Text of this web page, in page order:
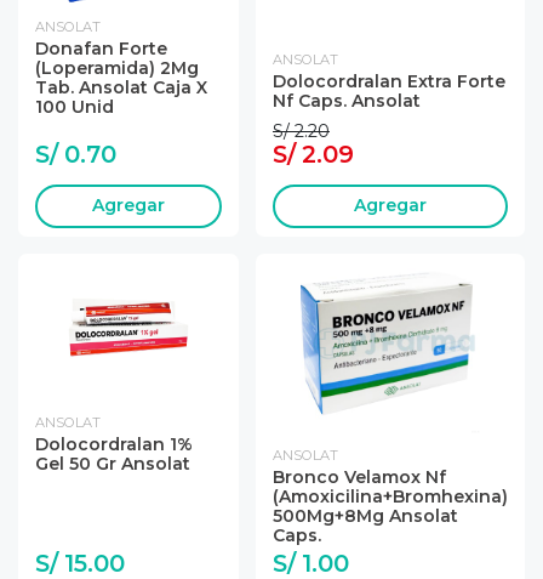
ANSOLAT
Donafan Forte
(Loperamida) 2Mg
Tab. Ansolat Caja X
100 Unid
S/ 0.70
Agregar
ANSOLAT
Dolocordralan Extra Forte
Nf Caps. Ansolat
S/ 2.20
S/ 2.09
Agregar
ANSOLAT
Dolocordralan 1%
Gel 50 Gr Ansolat
S/ 15.00
ANSOLAT
Bronco Velamox Nf
(Amoxicilina+Bromhexina)
500Mg+8Mg Ansolat
Caps.
S/ 1.00